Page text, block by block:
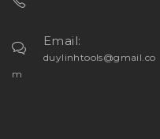
Email:
duylinhtools@gmail.co
m